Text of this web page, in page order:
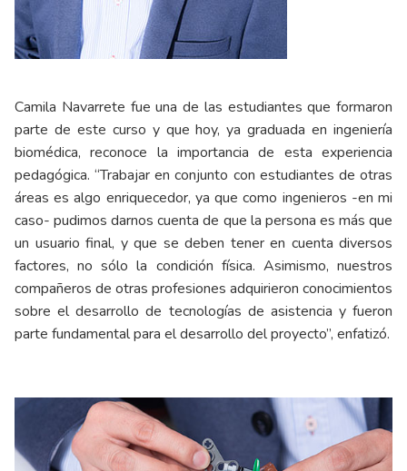
Camila Navarrete fue una de las estudiantes que formaron
parte de este curso y que hoy, ya graduada en ingeniería
biomédica, reconoce la importancia de esta experiencia
pedagógica. “Trabajar en conjunto con estudiantes de otras
áreas es algo enriquecedor, ya que como ingenieros -en mi
caso- pudimos darnos cuenta de que la persona es más que
un usuario final, y que se deben tener en cuenta diversos
factores, no sólo la condición física. Asimismo, nuestros
compañeros de otras profesiones adquirieron conocimientos
sobre el desarrollo de tecnologías de asistencia y fueron
parte fundamental para el desarrollo del proyecto”, enfatizó.